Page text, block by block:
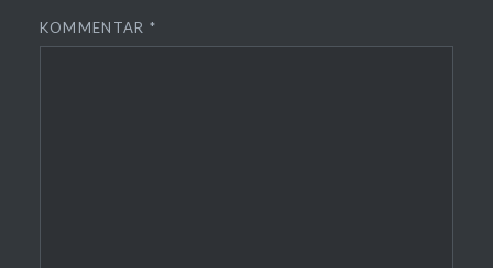
KOMMENTAR *